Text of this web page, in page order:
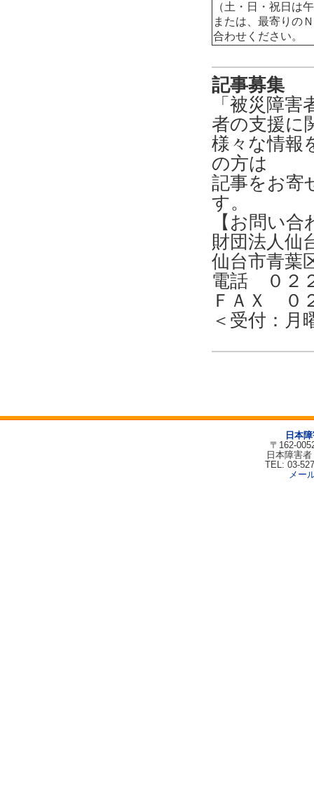
（土・日・祝日は
または、最寄りの
合わせください。
記事募集
「被災障
者の支援に
様々な情報
の方は
記事をお寄
す。
【お問い合
財団法人仙
仙台市青葉
電話 ０２
ＦＡＸ ０
＜受付：
日本
〒162-
日本障害
TEL: 03-
メー